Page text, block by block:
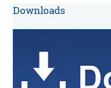
Downloads